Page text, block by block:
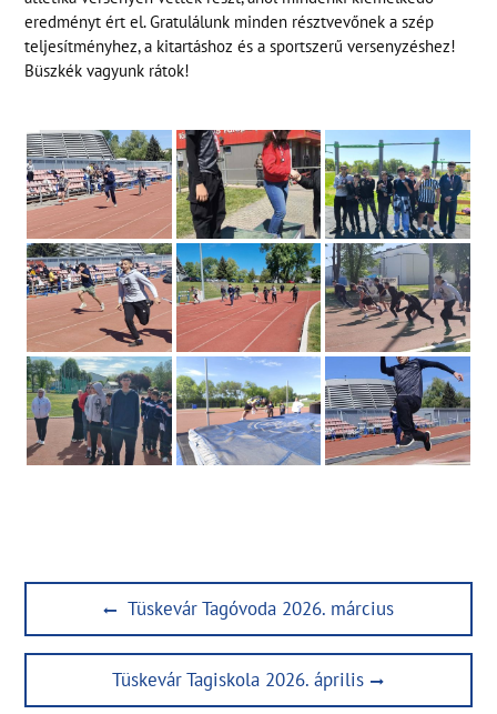
eredményt ért el. Gratulálunk minden résztvevőnek a szép
teljesítményhez, a kitartáshoz és a sportszerű versenyzéshez!
Büszkék vagyunk rátok!
navigáció
Previous
post:
Tüskevár Tagóvoda 2026. március
Next
post:
Tüskevár Tagiskola 2026. április